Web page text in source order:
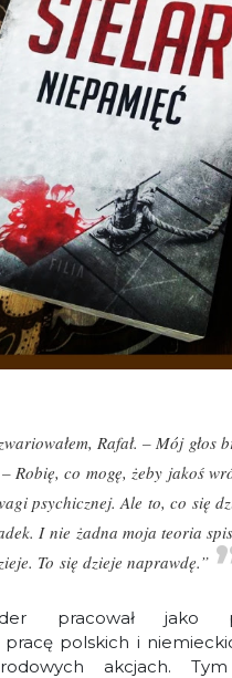
Rafał. – Mój głos
Robię, co mogę, żeby jakoś
psychicznej. Ale to, co się
I nie żadna moja teoria
To się dzieje naprawdę.”
pracował jako
polskich i
akcjach.